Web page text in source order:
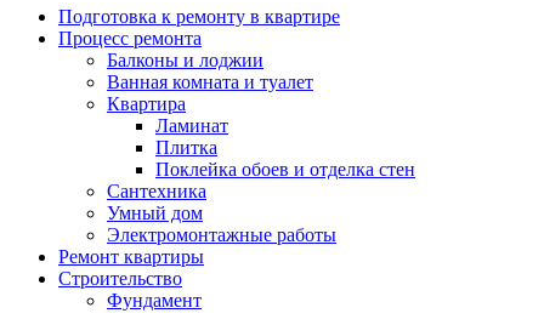
Подготовка к ремонту в квартире
Процесс ремонта
Балконы и лоджии
Ванная комната и туалет
Квартира
Ламинат
Плитка
Поклейка обоев и отделка стен
Сантехника
Умный дом
Электромонтажные работы
Ремонт квартиры
Строительство
Фундамент